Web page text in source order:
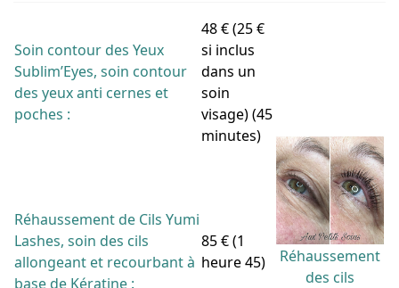
Soin contour des Yeux
Sublim’Eyes, soin contour
des yeux anti cernes et
poches :
48 € (25 €
si inclus
dans un
soin
visage) (45
minutes)
Réhaussement
des cils
Réhaussement de Cils Yumi
Lashes, soin des cils
allongeant et recourbant à
base de Kératine :
85 € (1
heure 45)